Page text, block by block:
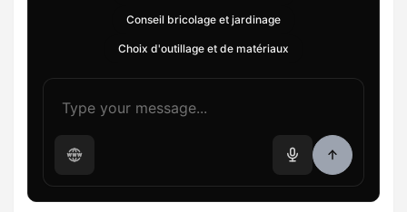
Conseil bricolage et jardinage
Choix d'outillage et de matériaux